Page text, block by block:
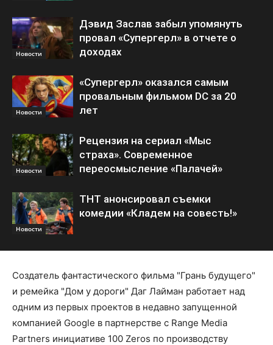
Новости
Дэвид Заслав забыл упомянуть
провал «Супергерл» в отчете о
доходах
Новости
«Супергерл» оказался самым
провальным фильмом DC за 20
лет
Новости
Рецензия на сериал «Мыс
страха». Современное
переосмысление «Палачей»
Новости
ТНТ анонсировал съемки
комедии «Кладем на совесть!»
Создатель фантастического фильма "Грань будущего"
и ремейка "Дом у дороги" Даг Лайман работает над
одним из первых проектов в недавно запущенной
компанией Google в партнерстве с Range Media
Partners инициативе 100 Zeros по производству